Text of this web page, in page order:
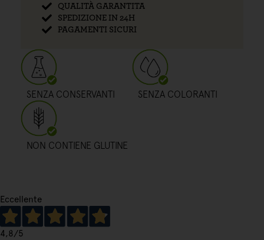
QUALITÀ GARANTITA
SPEDIZIONE IN 24H
PAGAMENTI SICURI
SENZA CONSERVANTI SENZA COLORANTI
NON CONTIENE GLUTINE
Eccellente
4,8/5